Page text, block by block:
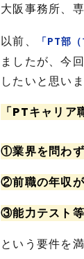
大阪事務所、
以前、
「PT部
ましたが、今
したいと思いま
「PTキャリア
①業界を問わ
②前職の年収
③能力テスト
という要件を